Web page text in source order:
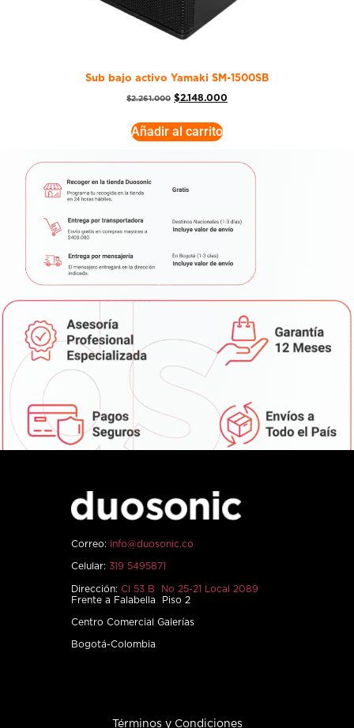
Sub bajo activo Yamaki SM-1500SB
$2.261.000 $2.148.000
Añadir al carrito
Correo: info@duosonic.co
Celular: 319 5495871
Dirección: Cl 53 B No 25-21 Local 2089
Frente a Falabella Piso 2
Centro Comercial Galerías
Bogotá-Colombia
Términos y Condiciones